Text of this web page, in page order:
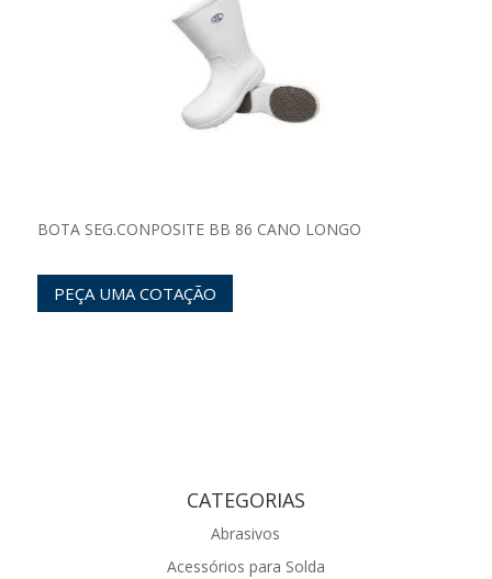
BOTA SEG.CONPOSITE BB 86 CANO LONGO
PEÇA UMA COTAÇÃO
CATEGORIAS
Abrasivos
Acessórios para Solda